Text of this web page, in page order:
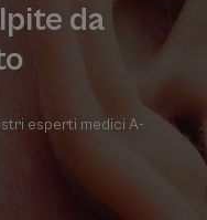
da
esperti medici A-